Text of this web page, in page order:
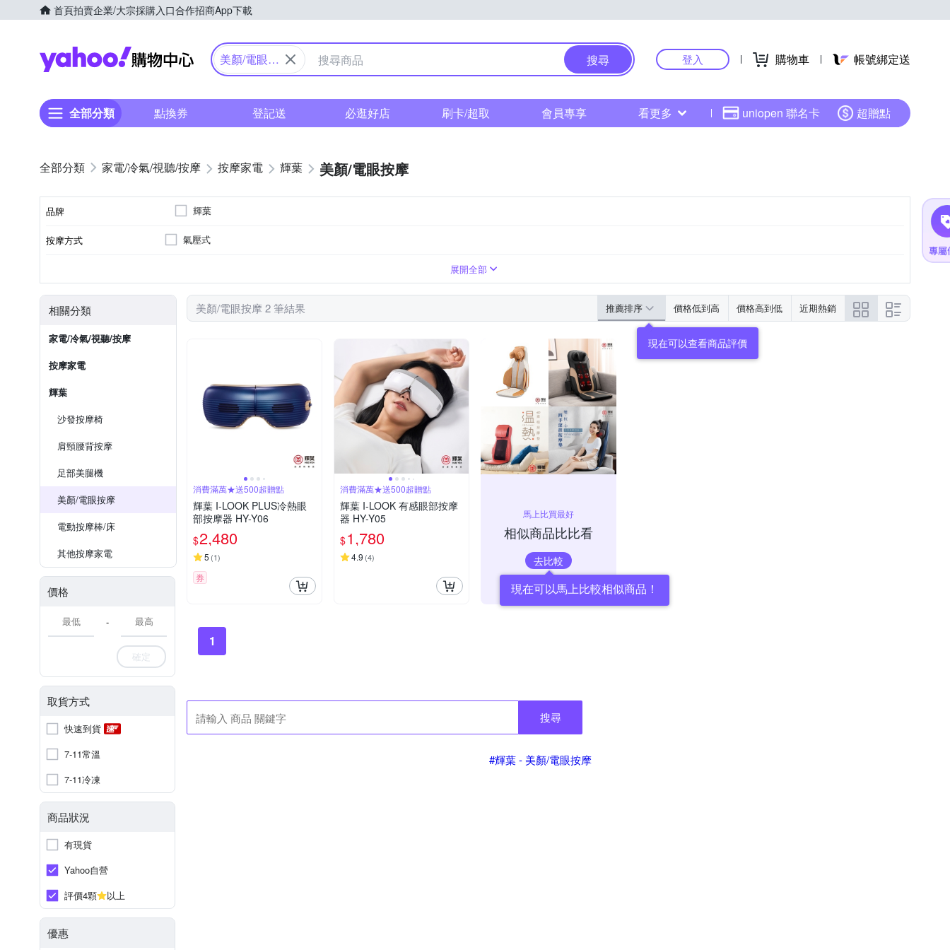
首頁拍賣企業/大宗採購入口合作招商App下載
Yahoo購物中心
美顏/電眼按
搜尋 登入 購物車 帳號綁定送
全部分類 點換券 登記送 必逛好店 刷卡/超取 會員專享 看更多 uniopen 聯名卡 超贈點
家電/冷氣/視聽/按摩 按摩家電 輝葉 美顏/電眼按摩
品牌 輝葉
按摩方式 氣壓式
展開全部
相關分類
家電/冷氣/視聽/按摩
按摩家電
輝葉
沙發按摩椅
肩頸腰背按摩
足部美腿機
美顏/電眼按摩
電動按摩棒/床
其他按摩家電
價格
-
確定
取貨方式
快速到貨
7-11常溫
7-11冷凍
商品狀況
有現貨
Yahoo自營
評價4顆
以上
優惠
美顏/電眼按摩 2 筆結果 推薦排序 價格低到高 價格高到低 近期熱銷
現在可以查看商品評價
消費滿萬★送500超贈點
輝葉 I-LOOK PLUS冷熱眼
部按摩器 HY-Y06
$2,480
5 (1)
券
消費滿萬★送500超贈點
輝葉 I-LOOK 有感眼部按摩
器 HY-Y05
$1,780
4.9 (4)
馬上比買最好
相似商品比比看
去比較
現在可以馬上比較相似商品！
1
搜尋
#輝葉 - 美顏/電眼按摩